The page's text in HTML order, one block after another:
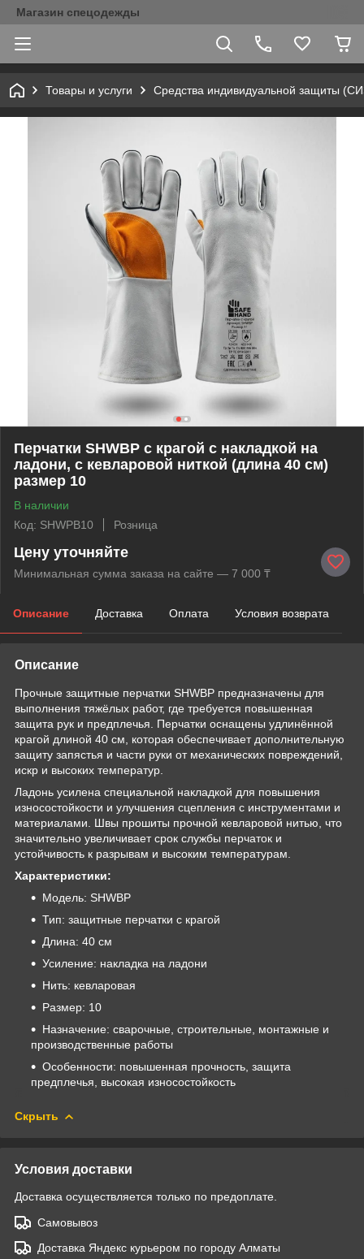
Магазин спецодежды
Товары и услуги Средства индивидуальной
Перчатки SHWBP с крагой с накладкой на
ладони, с кевларовой ниткой (длина 40 см)
размер 10
В наличии
Код: SHWPB10
Розница
Цену уточняйте
Минимальная сумма заказа на сайте — 7 000 ₸
Описание Доставка Оплата Условия возврата
Описание
Прочные защитные перчатки SHWBP предназначены для
выполнения тяжёлых работ, где требуется повышенная
защита рук и предплечья. Перчатки оснащены удлинённой
крагой длиной 40 см, которая обеспечивает дополнительную
защиту запястья и части руки от механических повреждений,
искр и высоких температур.
Ладонь усилена специальной накладкой для повышения
износостойкости и улучшения сцепления с инструментами и
материалами. Швы прошиты прочной кевларовой нитью, что
значительно увеличивает срок службы перчаток и
устойчивость к разрывам и высоким температурам.
Характеристики:
Модель: SHWBP
Тип: защитные перчатки с крагой
Длина: 40 см
Усиление: накладка на ладони
Нить: кевларовая
Размер: 10
Назначение: сварочные, строительные, монтажные и
производственные работы
Особенности: повышенная прочность, защита
предплечья, высокая износостойкость
Скрыть
Условия доставки
Доставка осуществляется только по предоплате.
Самовывоз
Доставка Яндекс курьером по городу Алматы